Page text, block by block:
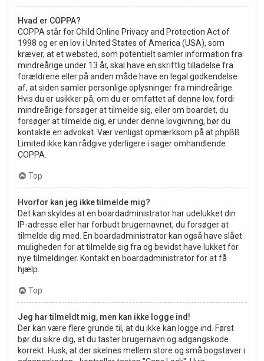
Hvad er COPPA?
COPPA står for Child Online Privacy and Protection Act of
1998 og er en lov i United States of America (USA), som
kræver, at et websted, som potentielt samler information fra
mindreårige under 13 år, skal have en skriftlig tilladelse fra
forældrene eller på anden måde have en legal godkendelse
af, at siden samler personlige oplysninger fra mindreårige.
Hvis du er usikker på, om du er omfattet af denne lov, fordi
mindreårige forsøger at tilmelde sig, eller om boardet, du
forsøger at tilmelde dig, er under denne lovgivning, bør du
kontakte en advokat. Vær venligst opmærksom på at phpBB
Limited ikke kan rådgive yderligere i sager omhandlende
COPPA.
Top
Hvorfor kan jeg ikke tilmelde mig?
Det kan skyldes at en boardadministrator har udelukket din
IP-adresse eller har forbudt brugernavnet, du forsøger at
tilmelde dig med. En boardadministrator kan også have slået
muligheden for at tilmelde sig fra og bevidst have lukket for
nye tilmeldinger. Kontakt en boardadministrator for at få
hjælp.
Top
Jeg har tilmeldt mig, men kan ikke logge ind!
Der kan være flere grunde til, at du ikke kan logge ind. Først
bør du sikre dig, at du taster brugernavn og adgangskode
korrekt. Husk, at der skelnes mellem store og små bogstaver i